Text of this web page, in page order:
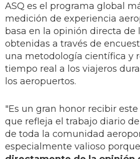
ASQ es el programa global
medición de experiencia
basa en la opinión directa de
obtenidas a través de
una metodología científica y
tiempo real a los viajeros
los aeropuertos.
"Es un gran honor recibir
que refleja el trabajo diario
de toda la comunidad
especialmente valioso porque